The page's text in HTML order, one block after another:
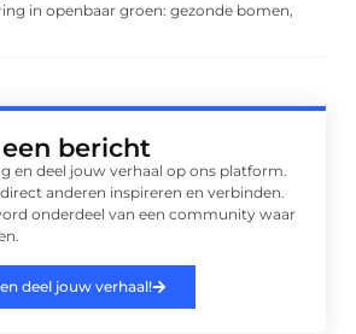
in openbaar groen: gezonde bomen,
bericht
en deel jouw verhaal op ons platform.
anderen inspireren en verbinden.
onderdeel van een community waar
deel jouw verhaal!